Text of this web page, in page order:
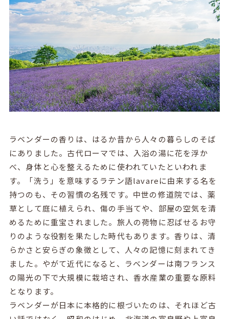
ラベンダーの香りは、はるか昔から人々の暮らしのそば
にありました。古代ローマでは、入浴の湯に花を浮か
べ、身体と心を整えるために使われていたといわれま
す。「洗う」を意味するラテン語lavareに由来する名を
持つのも、その習慣の名残です。中世の修道院では、薬
草として庭に植えられ、傷の手当てや、部屋の空気を清
めるために重宝されました。旅人の荷物に忍ばせるお守
りのような役割を果たした時代もあります。香りは、清
らかさと安らぎの象徴として、人々の記憶に刻まれてき
ました。やがて近代になると、ラベンダーは南フランス
の陽光の下で大規模に栽培され、香水産業の重要な原料
となります。
ラベンダーが日本に本格的に根づいたのは、それほど古